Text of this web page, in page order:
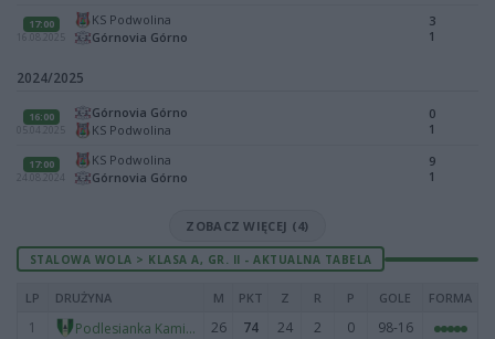
17:00
16.08.2025
KS Podwolina
Górnovia Górno
3
1
2024/2025
16:00
05.04.2025
Górnovia Górno
KS Podwolina
0
1
17:00
24.08.2024
KS Podwolina
Górnovia Górno
9
1
ZOBACZ WIĘCEJ (4)
STALOWA WOLA > KLASA A, GR. II - AKTUALNA TABELA
LP DRUŻYNA M PKT Z R P GOLE FORMA
1 Podlesianka Kamień 26 74 24 2 0
98-16